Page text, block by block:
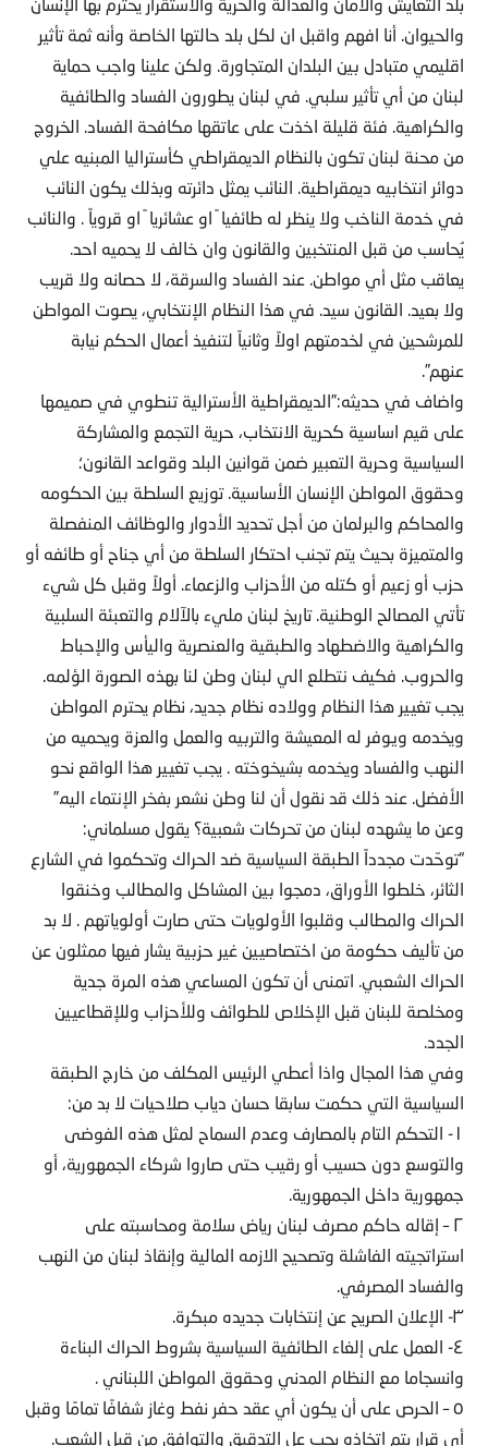
والحيوان. أنا افهم واقبل ان لكل بلد حالتها الخاصة وأنه ثمة تأثير
اقليمي متبادل بين البلدان المتجاورة. ولكن علينا واجب حماية
لبنان من أي تأثير سلبي. في لبنان يطورون الفساد والطائفية
والكراهية. فئة قليلة اخذت على عاتقها مكافحة الفساد. الخروج
من محنة لبنان تكون بالنظام الديمقراطي كأستراليا المبنيه علي
دوائر انتخابيه ديمقراطية. النائب يمثل دائرته وبذلك يكون النائب
في خدمة الناخب ولا ينظر له طائفيا ً او عشائريا ً او قروياً . والنائب
يُحاسب من قبل المنتخبين والقانون وان خالف لا يحميه احد.
يعاقب مثل أي مواطن. عند الفساد والسرقة، لا حصانه ولا قريب
ولا بعيد. القانون سيد. في هذا النظام الإنتخابي، يصوت المواطن
للمرشحين في لخدمتهم اولاً وثانياً لتنفيذ أعمال الحكم نيابة
عنهم”.
واضاف في حديثه:”الديمقراطية الأسترالية تنطوي في صميمها
على قيم اساسية كحرية الانتخاب، حرية التجمع والمشاركة
السياسية وحرية التعبير ضمن قوانين البلد وقواعد القانون؛
وحقوق المواطن الإنسان الأساسية. توزيع السلطة بين الحكومه
والمحاكم والبرلمان من أجل تحديد الأدوار والوظائف المنفصلة
والمتميزة بحيث يتم تجنب احتكار السلطة من أي جناح أو طائفه أو
حزب أو زعيم أو كتله من الأحزاب والزعماء. أولاً وقبل كل شيء
تأتي المصالح الوطنية. تاريخ لبنان مليء بالآلام والتعبئة السلبية
والكراهية والاضطهاد والطبقية والعنصرية واليأس والإحباط
والحروب. فكيف نتطلع الي لبنان وطن لنا بهذه الصورة الؤلمه.
يجب تغيير هذا النظام وولاده نظام جديد، نظام يحترم المواطن
ويخدمه ويوفر له المعيشة والتربيه والعمل والعزة ويحميه من
النهب والفساد ويخدمه بشيخوخته . يجب تغيير هذا الواقع نحو
الأفضل. عند ذلك قد نقول أن لنا وطن نشعر بفخر الإنتماء اليه.”
وعن ما يشهده لبنان من تحركات شعبية؟ يقول مسلماني:
“توحّدت مجدداً الطبقة السياسية ضد الحراك وتحكموا في الشارع
الثائر، خلطوا الأوراق، دمجوا بين المشاكل والمطالب وخنقوا
الحراك والمطالب وقلبوا الأولويات حتى صارت أولوياتهم . لا بد
من تأليف حكومة من اختصاصيين غير حزبية يشار فيها ممثلون عن
الحراك الشعبي. اتمنى أن تكون المساعي هذه المرة جدية
ومخلصة للبنان قبل الإخلاص للطوائف وللأحزاب وللإقطاعيين
الجدد.
وفي هذا المجال واذا أعطي الرئيس المكلف من خارج الطبقة
السياسية التي حكمت سابقا حسان دياب صلاحيات لا بد من:
١- التحكم التام بالمصارف وعدم السماح لمثل هذه الفوضى
والتوسع دون حسيب أو رقيب حتى صاروا شركاء الجمهورية، أو
جمهورية داخل الجمهورية.
٢ – إقاله حاكم مصرف لبنان رياض سلامة ومحاسبته على
استراتجيته الفاشلة وتصحيح الازمه المالية وإنقاذ لبنان من النهب
والفساد المصرفي.
٣- الإعلان الصريح عن إنتخابات جديده مبكرة.
٤- العمل على إلغاء الطائفية السياسية بشروط الحراك البناءة
وانسجاما مع النظام المدني وحقوق المواطن اللبناني .
٥ – الحرص على أن يكون أي عقد حفر نفط وغاز شفافًا تمامًا وقبل
أي قرار يتم اتخاذه يجب عل التدقيق والتوافق من قبل الشعب.